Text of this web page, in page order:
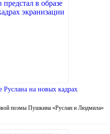
Руслана на новых кадрах
поэмы Пушкина «Руслан и Людмила»